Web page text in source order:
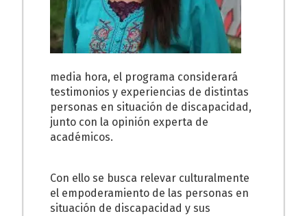
media hora, el programa considerará
testimonios y experiencias de distintas
personas en situación de discapacidad,
junto con la opinión experta de
académicos.
Con ello se busca relevar culturalmente
el empoderamiento de las personas en
situación de discapacidad y sus